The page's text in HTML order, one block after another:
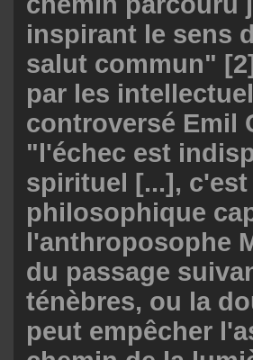
inspirant le sens
salut commun"
par les
controversé Emil
"l'échec est
spirituel [...],
philosophique
l'anthroposophe
du passage
ténèbres, ou la
peut empêcher